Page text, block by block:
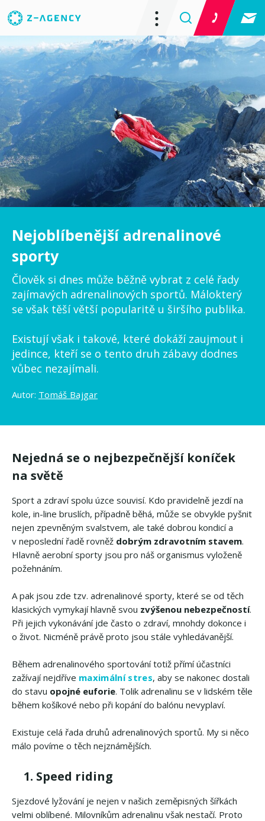
Nejoblíbenější adrenalinové
sporty
Člověk si dnes může běžně vybrat z celé řady
zajímavých adrenalinových sportů. Málokterý
se však těší větší popularitě u širšího publika.
Existují však i takové, které dokáží zaujmout i
jedince, kteří se o tento druh zábavy dodnes
vůbec nezajímali.
Autor: Tomáš Bajgar
Nejedná se o nejbezpečnější koníček
na světě
Sport a zdraví spolu úzce souvisí. Kdo pravidelně jezdí na
kole, in-line bruslích, případně běhá, může se obvykle pyšnit
nejen zpevněným svalstvem, ale také dobrou kondicí a
v neposlední řadě rovněž dobrým zdravotním stavem.
Hlavně aerobní sporty jsou pro náš organismus vyloženě
požehnáním.
A pak jsou zde tzv. adrenalinové sporty, které se od těch
klasických vymykají hlavně svou zvýšenou nebezpečností.
Při jejich vykonávání jde často o zdraví, mnohdy dokonce i
o život. Nicméně právě proto jsou stále vyhledávanější.
Během adrenalinového sportování totiž přímí účastníci
zažívají nejdříve maximální stres, aby se nakonec dostali
do stavu opojné euforie. Tolik adrenalinu se v lidském těle
během košíkové nebo při kopání do balónu nevyplaví.
Existuje celá řada druhů adrenalinových sportů. My si něco
málo povíme o těch nejznámějších.
1. Speed riding
Sjezdové lyžování je nejen v našich zeměpisných šířkách
velmi oblíbené. Milovníkům adrenalinu však nestačí. Proto